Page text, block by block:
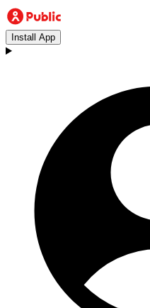
Install App